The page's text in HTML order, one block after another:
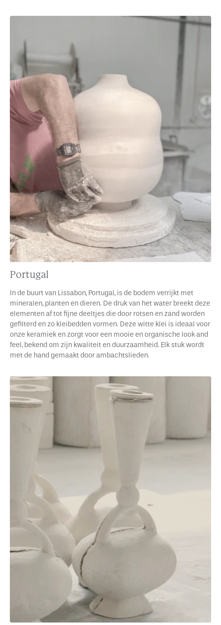
Portugal
In de buurt van Lissabon, Portugal, is de bodem verrijkt met
mineralen, planten en dieren. De druk van het water breekt deze
elementen af tot fijne deeltjes die door rotsen en zand worden
gefilterd en zo kleibedden vormen. Deze witte klei is ideaal voor
onze keramiek en zorgt voor een mooie en organische look and
feel, bekend om zijn kwaliteit en duurzaamheid. Elk stuk wordt
met de hand gemaakt door ambachtslieden.